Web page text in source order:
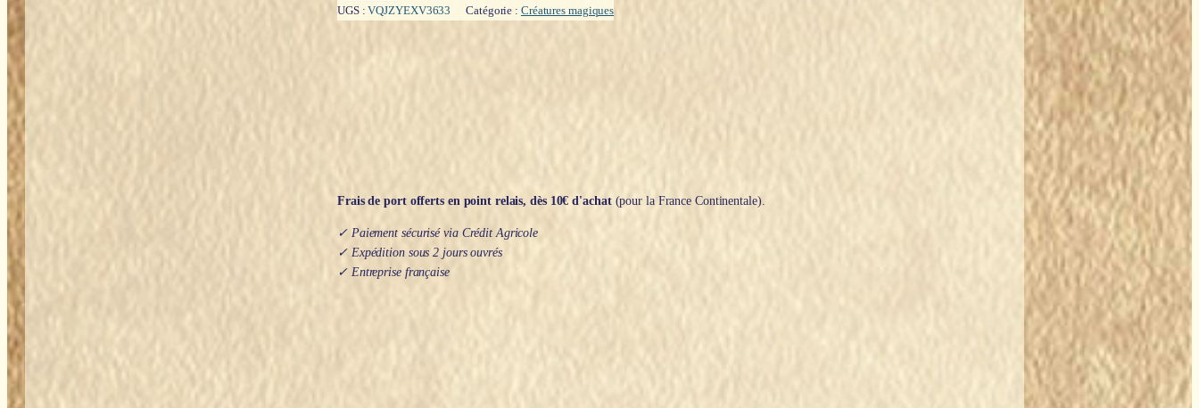
grand
livre
UGS :VQJZYEXV3633 Catégorie : Créatures magiques
Frais de port offerts en point relais, dès 10€ d'achat(pour la France Continentale).
✓ Paiement sécurisé via Crédit Agricole
✓ Expédition sous 2 jours ouvrés
✓ Entreprise française